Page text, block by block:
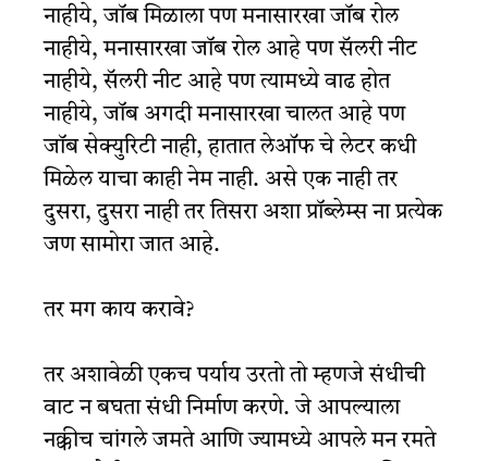
नाहीये, जॉब मिळाला पण मनासारखा जॉब रोल
नाहीये, मनासारखा जॉब रोल आहे पण सॅलरी नीट
नाहीये, सॅलरी नीट आहे पण त्यामध्ये वाढ होत
नाहीये, जॉब अगदी मनासारखा चालत आहे पण
जॉब सेक्युरिटी नाही, हातात लेऑफ चे लेटर कधी
मिळेल याचा काही नेम नाही. असे एक नाही तर
दुसरा, दुसरा नाही तर तिसरा अशा प्रॉब्लेम्स ना प्रत्येक
जण सामोरा जात आहे.
तर मग काय करावे?
तर अशावेळी एकच पर्याय उरतो तो म्हणजे संधीची
वाट न बघता संधी निर्माण करणे. जे आपल्याला
नक्कीच चांगले जमते आणि ज्यामध्ये आपले मन रमते